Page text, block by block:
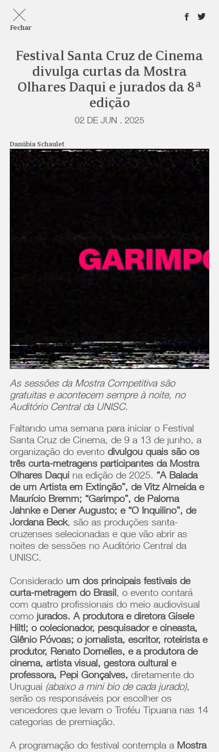
Fechar
Festival Santa Cruz de Cinema
divulga curtas da Mostra
Olhares Daqui e jurados da 8ª
edição
02 DE JUN . 2025
Danúbia Schaulet
As sessões da Mostra Competitiva são
gratuitas e acontecem sempre à noite, no
Auditório Central da UNISC.
Faltando uma semana para iniciar o Festival
Santa Cruz de Cinema, de 9 a 13 de junho, a
organização do evento divulgou quais são os
três curta-metragens participantes da Mostra
Olhares Daqui na edição de 2025. “A Balada
de um Artista em Extinção”, de Vitz Almeida e
Maurício Bremm; “Garimpo”, de Paloma
Jahnke e Dener Augusto; e “O Inquilino”, de
Jordana Beck, são as produções santa-
cruzenses selecionadas e que vão abrir as
noites de sessões no Auditório Central da
UNISC.
Considerado um dos principais festivais de
curta-metragem do Brasil, o evento contará
com quatro profissionais do meio audiovisual
como jurados. A produtora e diretora Gisele
Hiltl; o colecionador, pesquisador e cineasta,
Glênio Póvoas; o jornalista, escritor, roteirista e
produtor, Renato Dornelles, e a produtora de
cinema, artista visual, gestora cultural e
professora, Pepi Gonçalves, diretamente do
Uruguai (abaixo a mini bio de cada jurado),
serão os responsáveis por escolher os
vencedores que levam o Troféu Tipuana nas 14
categorias de premiação.
A programação do festival contempla a Mostra